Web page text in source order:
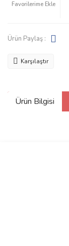
Ürün Paylaş :
Karşılaştır
Ürün Bilgisi